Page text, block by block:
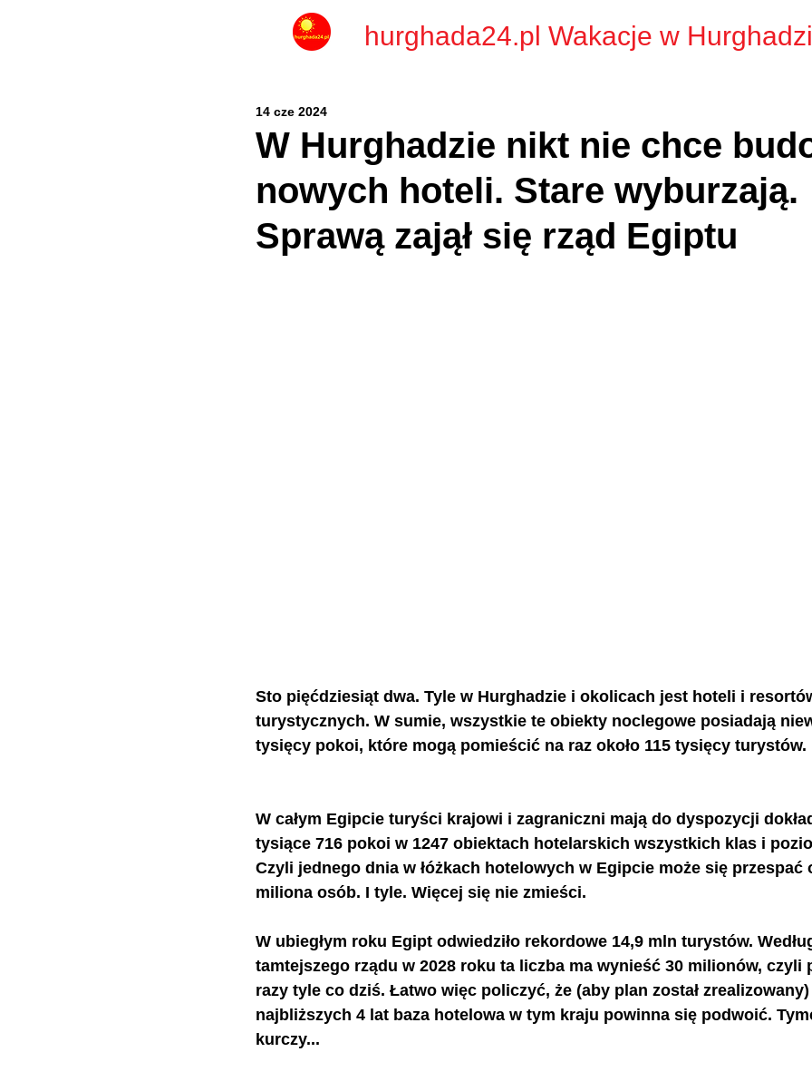
hurghada24.pl Wakacje w
W Hurghadzie nikt nie chce
nowych hoteli. Stare wyburzają.
Sprawą zajął się rząd Egiptu
14 cze 2024
Sto pięćdziesiąt dwa. Tyle w Hurghadzie i okolicach jest hoteli i
turystycznych. W sumie, wszystkie te obiekty noclegowe posiadają
tysięcy pokoi, które mogą pomieścić na raz około 115 tysięcy turystów.
W całym Egipcie turyści krajowi i zagraniczni mają do dyspozycji
tysiące 716 pokoi w 1247 obiektach hotelarskich wszystkich klas i
Czyli jednego dnia w łóżkach hotelowych w Egipcie może się przespać
miliona osób. I tyle. Więcej się nie zmieści.
W ubiegłym roku Egipt odwiedziło rekordowe 14,9 mln turystów.
tamtejszego rządu w 2028 roku ta liczba ma wynieść 30 milionów, czyli
razy tyle co dziś. Łatwo więc policzyć, że (aby plan został
najbliższych 4 lat baza hotelowa w tym kraju powinna się podwoić.
kurczy...